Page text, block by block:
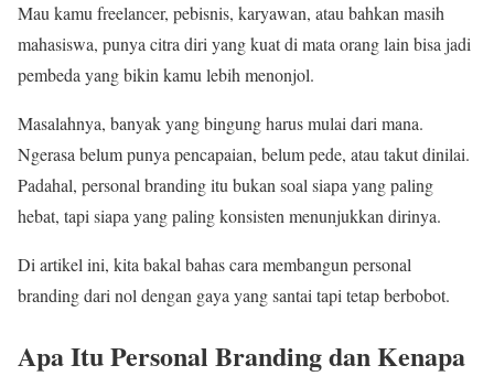
Mau kamu freelancer, pebisnis, karyawan, atau bahkan masih
mahasiswa, punya citra diri yang kuat di mata orang lain bisa jadi
pembeda yang bikin kamu lebih menonjol.
Masalahnya, banyak yang bingung harus mulai dari mana.
Ngerasa belum punya pencapaian, belum pede, atau takut dinilai.
Padahal, personal branding itu bukan soal siapa yang paling
hebat, tapi siapa yang paling konsisten menunjukkan dirinya.
Di artikel ini, kita bakal bahas cara membangun personal
branding dari nol dengan gaya yang santai tapi tetap berbobot.
Apa Itu Personal Branding dan Kenapa